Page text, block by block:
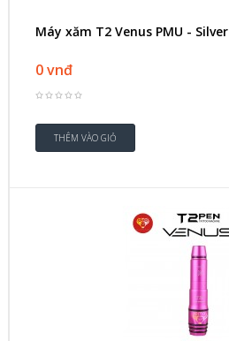
Máy xăm T2 Venus PMU - Silver
0 vnđ